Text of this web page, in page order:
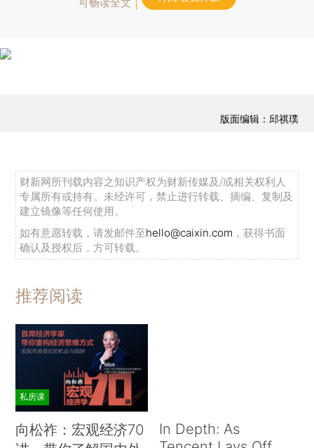
可畅读全文
版面编辑：邱祺璞
财新网所刊载内容之知识产权为财新传媒及/或相关权利人
专属所有或持有。未经许可，禁止进行转载、摘编、复制及
建立镜像等任何使用。
如有意愿转载，请发邮件至hello@caixin.com ，获得书面
确认及授权后，方可转载。
推荐阅读
私房课
向松祚：宏观经济70
In Depth: As